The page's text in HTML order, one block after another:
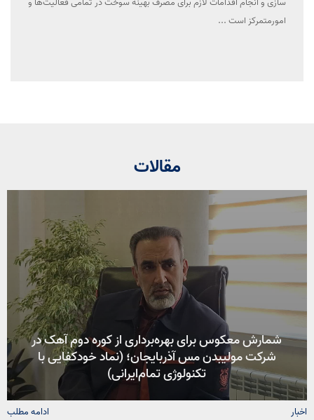
امورمتمرکز است ...
مقالات
شمارش معکوس برای بهره‌برداری از کوره دوم آهک در
شرکت مولیبدن مس آذربایجان؛ (نماد خودکفایی با
تکنولوژی تمام‌ایرانی)
اخبار ادامه مطلب